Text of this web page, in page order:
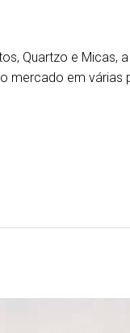
Quartzo e Micas,
mercado em